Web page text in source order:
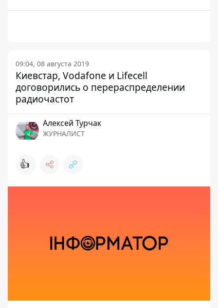
09:04, 08 августа 2019
Киевстар, Vodafone и Lifecell
договорились о перераспределении
радиочастот
Алексей Турчак
ЖУРНАЛИСТ
👍